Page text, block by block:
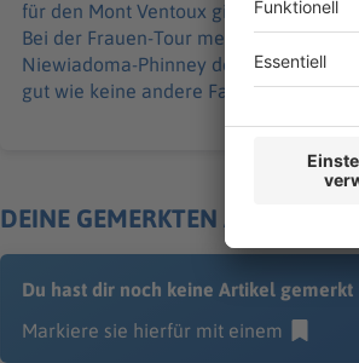
für den Mont Ventoux gibt es einige.
Bei der Frauen-Tour meistert
Niewiadoma-Phinney den Berg so
gut wie keine andere Fahrerin.
DEINE GEMERKTEN ARTIKEL
Du hast dir noch keine Artikel gemerkt
Markiere sie hierfür mit einem